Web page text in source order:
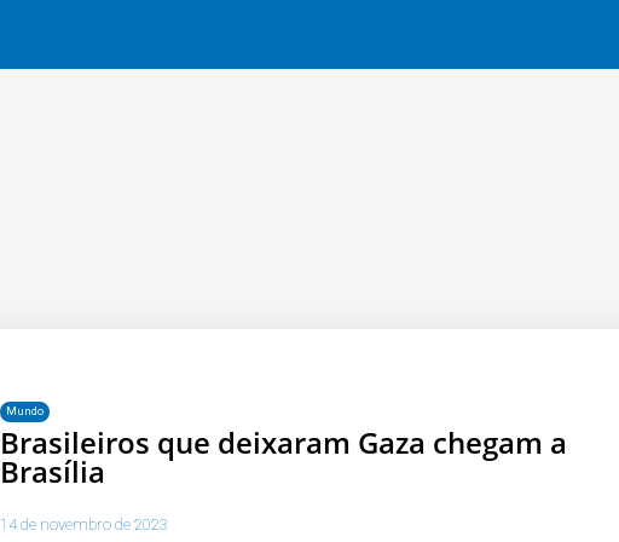
Mundo
Brasileiros que deixaram Gaza chegam a
Brasília
14 de novembro de 2023